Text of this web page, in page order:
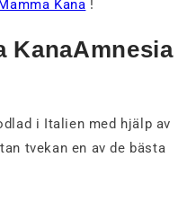
Kana !
KanaAmnesia
i Italien med hjälp av
tvekan en av de bästa